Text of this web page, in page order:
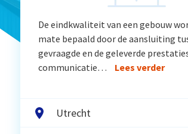
De eindkwaliteit van een gebouw
mate bepaald door de aansluiting
gevraagde en de geleverde
communicatie…
Lees verder
Utrecht